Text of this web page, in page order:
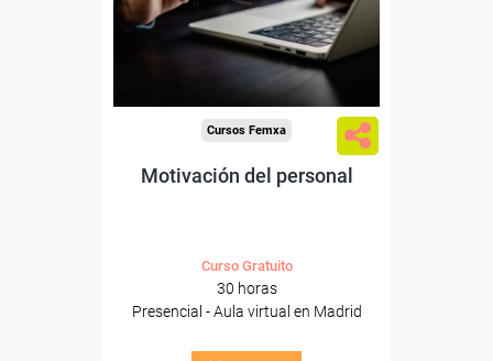
Para todos los sectores.
Cursos Femxa
Motivación del personal
Curso Gratuito
30 horas
Presencial - Aula virtual en Madrid